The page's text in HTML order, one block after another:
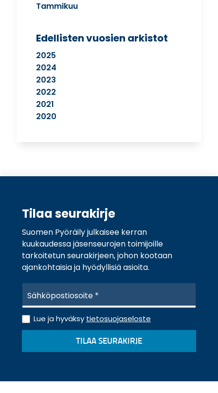
Tammikuu
Edellisten vuosien arkistot
2025
2024
2023
2022
2021
2020
Tilaa seurakirje
Suomen Pyöräily julkaisee kerran
kuukaudessa jäsenseurojen toimijoille
tarkoitetun seurakirjeen, johon kootaan
ajankohtaisia ja hyödyllisiä asioita.
h
k
ö
s
*
T
i
o
o
Lue ja hyväksy tietosuojaseloste
TILAA SEURAKIRJE